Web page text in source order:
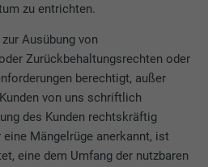
zu entrichten.
Ausübung von
Zurückbehaltungsrechten oder
berechtigt, außer
von uns schriftlich
des Kunden rechtskräftig
Mängelrüge anerkannt, ist
eine dem Umfang der nutzbaren